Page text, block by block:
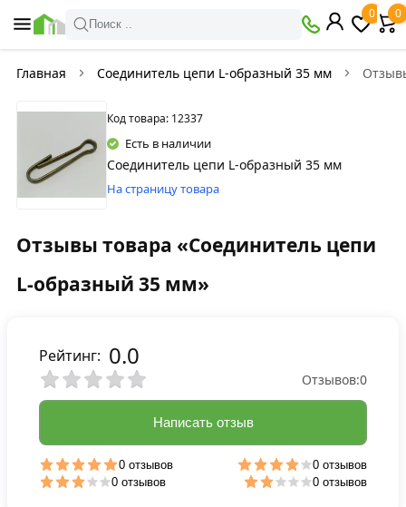
Поиск ..
0 0
Главная Соединитель цепи L-образный 35 мм
Код товара: 12337
Есть в наличии
Соединитель цепи L-образный 35 мм
На страницу товара
Отзывы товара «Соединитель цепи
L-образный 35 мм»
Рейтинг: 0.0
Отзывов:0
Написать отзыв
0 отзывов
0 отзывов
0 отзывов
0 отзывов